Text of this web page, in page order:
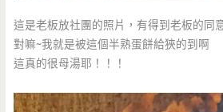
這是老板放社團的照片，有得到老板的同
對嘛~我就是被這個半熟蛋餅給狹的到啊
這真的很母湯耶！！！